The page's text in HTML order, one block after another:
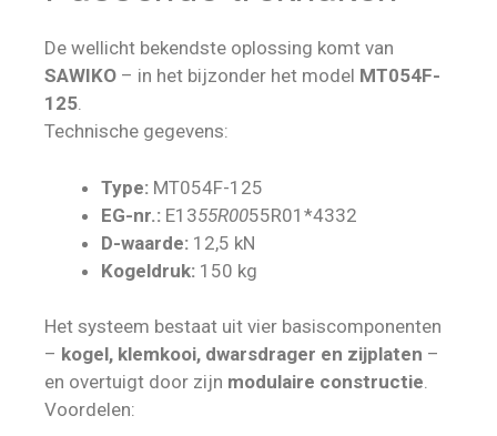
De wellicht bekendste oplossing komt van
SAWIKO – in het bijzonder het model MT054F-
125.
Technische gegevens:
Type: MT054F-125
EG-nr.: E1355R0055R01*4332
D-waarde: 12,5 kN
Kogeldruk: 150 kg
Het systeem bestaat uit vier basiscomponenten
– kogel, klemkooi, dwarsdrager en zijplaten –
en overtuigt door zijn modulaire constructie.
Voordelen: